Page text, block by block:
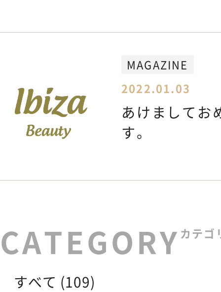
MAGAZINE
2022.01.03
あけましてお
す。
カテゴ
すべて (109)